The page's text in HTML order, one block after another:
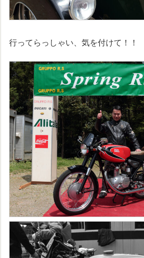
行ってらっしゃい、気を付けて！！